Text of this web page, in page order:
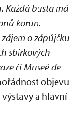
Každá busta má
korun.
o zápůjčku
sbírkových
či Museé de
objevu
výstavy a hlavní